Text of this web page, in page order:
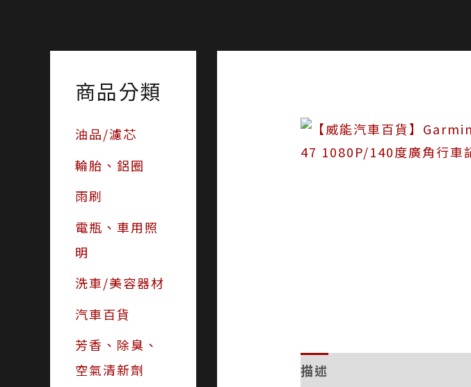
商品分類
油品/濾芯
輪胎、鋁圈
雨刷
電瓶、車用照
明
洗車/美容器材
汽車百貨
芳香、除臭、
空氣清新劑
描述